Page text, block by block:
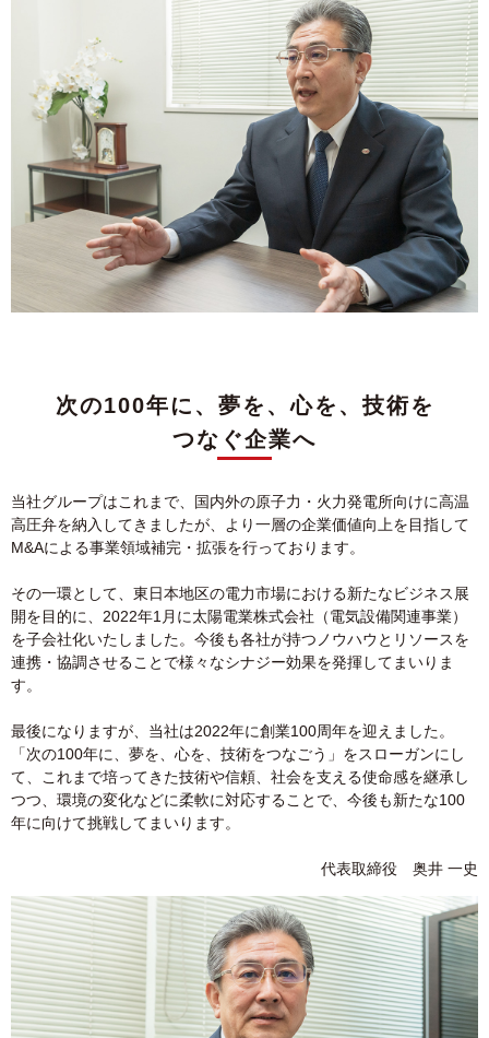
次の100年に、 夢を、心を、技術を
つなぐ企業へ
当社グループはこれまで、国内外の原子力・火力発電所向けに高温
高圧弁を納入してきましたが、より一層の企業価値向上を目指して
M&Aによる事業領域補完・拡張を行っております。
その一環として、東日本地区の電力市場における新たなビジネス展
開を目的に、2022年1月に太陽電業株式会社（電気設備関連事業）
を子会社化いたしました。今後も各社が持つノウハウとリソースを
連携・協調させることで様々なシナジー効果を発揮してまいりま
す。
最後になりますが、当社は2022年に創業100周年を迎えました。
「次の100年に、夢を、心を、技術をつなごう」をスローガンにし
て、これまで培ってきた技術や信頼、社会を支える使命感を継承し
つつ、環境の変化などに柔軟に対応することで、今後も新たな100
年に向けて挑戦してまいります。
代表取締役 奥井 ⼀史